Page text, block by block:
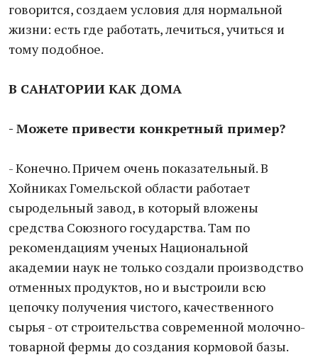
говорится, создаем условия для нормальной
жизни: есть где работать, лечиться, учиться и
тому подобное.
В САНАТОРИИ КАК ДОМА
- Можете привести конкретный пример?
- Конечно. Причем очень показательный. В
Хойниках Гомельской области работает
сыродельный завод, в который вложены
средства Союзного государства. Там по
рекомендациям ученых Национальной
академии наук не только создали производство
отменных продуктов, но и выстроили всю
цепочку получения чистого, качественного
сырья - от строительства современной молочно-
товарной фермы до создания кормовой базы.